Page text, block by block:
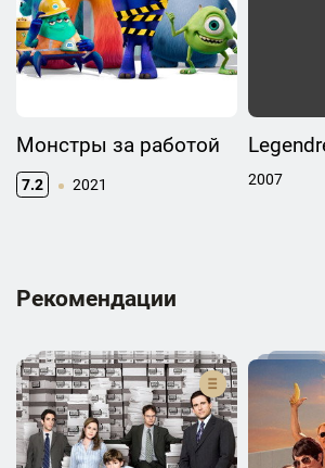
Монстры за работой
7.2 2021 2007
Р­­­е­­­к­­­о­­­м­­­е­­­н­­­д­­­а­­­ц­­­и­­­и